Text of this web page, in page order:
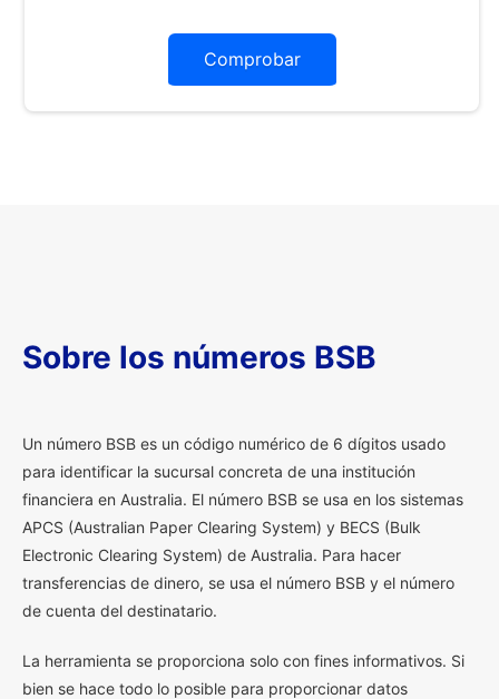
Comprobar
Sobre los números BSB
Un número BSB es un código numérico de 6 dígitos usado
para identificar la sucursal concreta de una institución
financiera en Australia. El número BSB se usa en los sistemas
APCS (Australian Paper Clearing System) y BECS (Bulk
Electronic Clearing System) de Australia. Para hacer
transferencias de dinero, se usa el número BSB y el número
de cuenta del destinatario.
La herramienta se proporciona solo con fines informativos. Si
bien se hace todo lo posible para proporcionar datos